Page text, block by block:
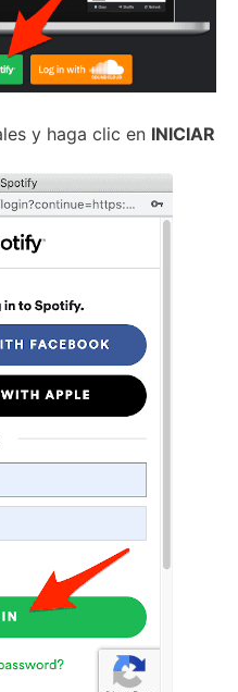
y haga clic en INICIAR